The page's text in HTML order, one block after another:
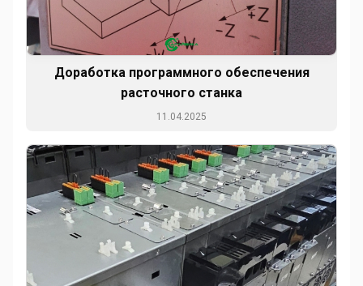
Доработка программного обеспечения
расточного станка
11.04.2025